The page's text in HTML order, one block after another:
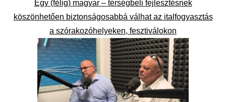
Egy (félig) magyar – térségbeli fejlesztésnek
köszönhetően biztonságosabbá válhat az italfogyasztás
a szórakozóhelyeken, fesztiválokon